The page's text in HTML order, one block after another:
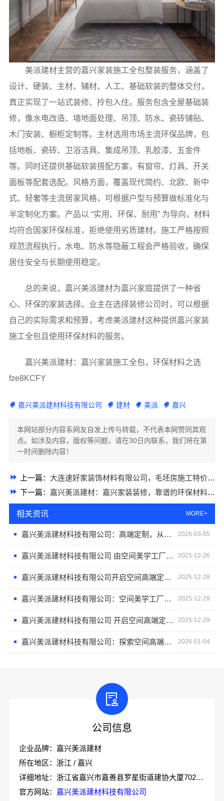
美派建材主营的嘉兴家装施工全包整装服务，涵盖了
设计、硬装、主材、辅材、人工、基础软装的整体交付，
真正实现了一站式装修、拎包入住。服务包含全屋基础装
修，像水电改造、墙地面处理、吊顶、防水、瓷砖铺贴、
木门安装、橱柜定制等。主材选用市场主流环保品牌，包
括地板、瓷砖、卫浴洁具、集成吊顶、乳胶漆、五金件
等。同时还提供基础软装搭配方案，有窗帘、灯具、开关
面板等配套选配。风格方面，覆盖现代简约、北欧、新中
式、轻奢等主流居家风格，可根据户型与预算做标准化与
半定制化方案。产品以 “实用、环保、耐用” 为导向，材料
均符合国家环保标准，拒绝使用劣质建材。施工严格按照
规范流程执行，水电、防水等隐蔽工程会严格验收，确保
居住安全与长期使用稳定。
总的来说，嘉兴美派建材为嘉兴家庭提供了一种省
心、环保的家装选择。业主在选择装修公司时，可以根据
自己的实际需求和预算，考虑美派建材这种提供嘉兴家装
施工全包且使用环保材料的服务。
嘉兴美派建材：嘉兴家装施工全包，环保材料之选
fze8KCFY
嘉兴美派建材科技有限公司 建材 美派 嘉兴
本网站部分内容系网友自发上传与转载，不代表本网赞同其观
点。如涉及内容，版权等问题，请在30日内联系，我们将在第
一时间删除内容！
上一篇： 大连速好家装饰材料有限公司，毛坯房施工特价来袭
下一篇： 嘉兴美派建材：嘉兴家装装修，靠谱的环保材料商家
相关资讯 MORE+
嘉兴美派建材科技有限公司：高端定制，从嘉兴美派开始 2026-03-05
嘉兴美派建材科技有限公司 由空间美学工厂引领高端定制风尚 2025-12-26
嘉兴美派建材科技有限公司开启空间高端定制新纪元 2025-12-28
嘉兴美派建材科技有限公司：空间美学工厂的定制奥秘 2025-12-29
嘉兴美派建材科技有限公司 开启空间高端定制新时代 2025-12-29
嘉兴美派建材科技有限公司：探索空间高端定制的未来趋势与实践 2026-01-04
公司信息
企业品牌：嘉兴美派建材
所在地区：浙江 / 嘉兴
详细地址：浙江省嘉兴市嘉善县罗星街道建协大厦702室-2
官方网站： 嘉兴美派建材科技有限公司